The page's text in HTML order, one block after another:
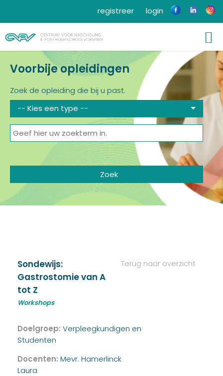
login
registreer
Voorbije opleidingen
Zoek de opleiding die bij u past.
-- Kies een type --
Terug naar overzicht
Sondewijs:
Gastrostomie van A
tot Z
Workshops
Doelgroep: Verpleegkundigen en
Studenten
Docenten: Mevr. Hamerlinck
Laura